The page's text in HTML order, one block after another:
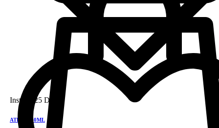
Instock 25 DH
ATRIX 150ML